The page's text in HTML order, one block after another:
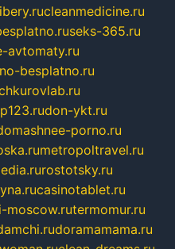
cleanmedicine.ru
seks-365.ru
avtomaty.ru
besplatno.ru
don-ykt.ru
porno.ru
metropoltravel.ru
rostotsky.ru
casinotablet.ru
moscow.rutermomur.ru
doramamama.ru